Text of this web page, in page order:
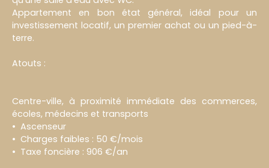
Appartement en bon état général, idéal pour un
investissement locatif, un premier achat ou un pied-à-
terre.
Atouts :
Centre-ville, à proximité immédiate des commerces,
écoles, médecins et transports
Ascenseur
Charges faibles : 50 €/mois
Taxe foncière : 906 €/an